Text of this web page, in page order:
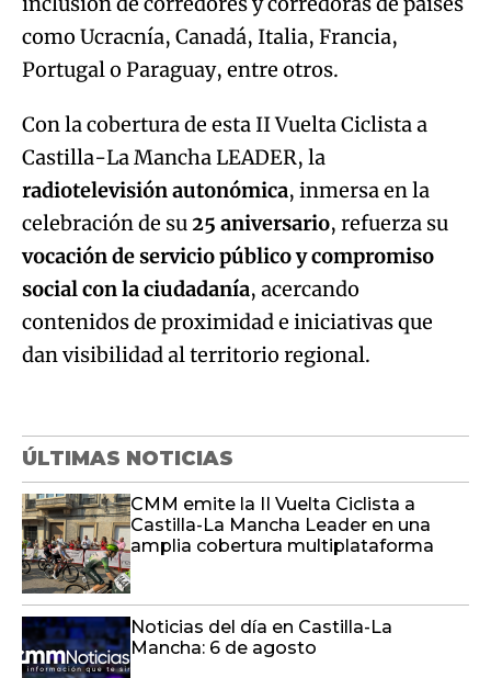
como Ucracnía, Canadá, Italia, Francia,
Portugal o Paraguay, entre otros.
Con la cobertura de esta II Vuelta Ciclista a
Castilla-La Mancha LEADER, la
radiotelevisión autonómica, inmersa en la
celebración de su25 aniversario, refuerza su
vocación de servicio público y compromiso
social con la ciudadanía, acercando
contenidos de proximidad e iniciativas que
dan visibilidad al territorio regional.
ÚLTIMAS NOTICIAS
CMM emite la II Vuelta Ciclista a
Castilla-La Mancha Leader en una
amplia cobertura multiplataforma
Noticias del día en Castilla-La
Mancha: 6 de agosto